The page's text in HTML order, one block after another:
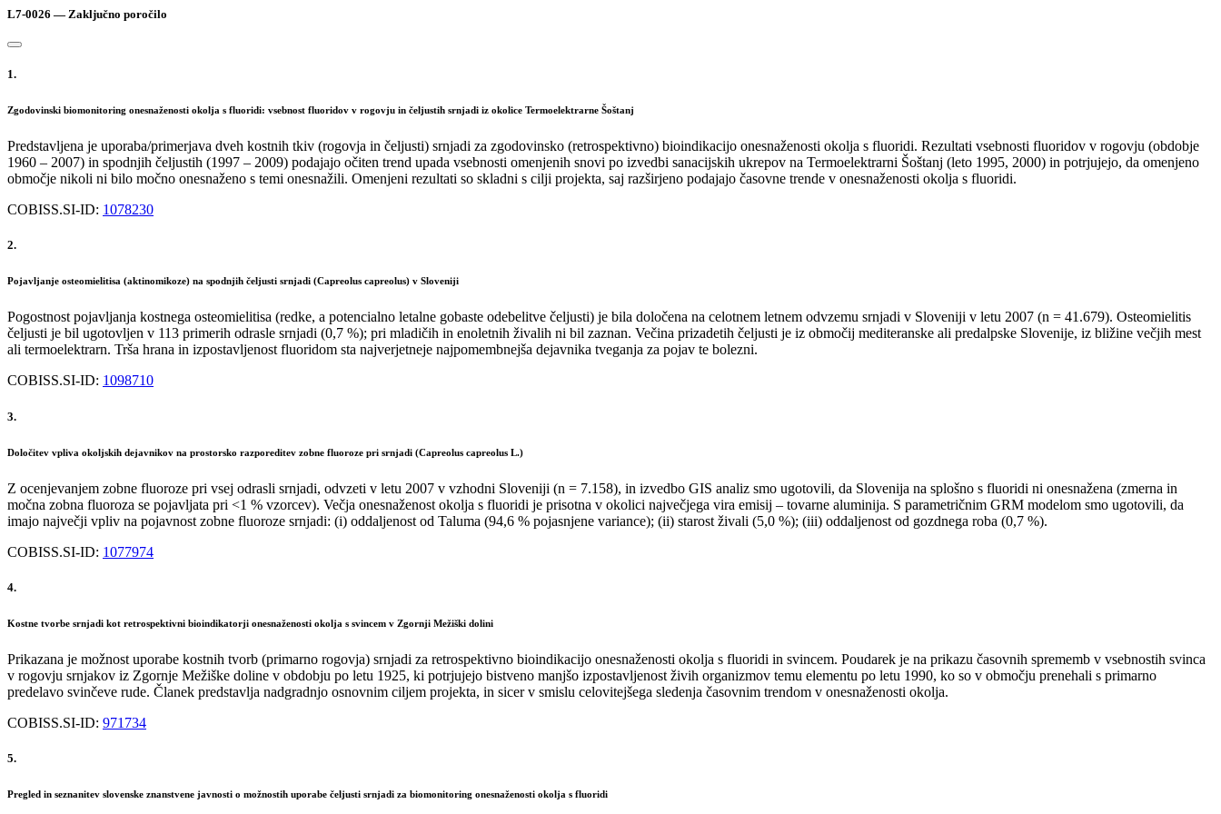
L7-0026 — Zaključno poročilo
1.
Zgodovinski biomonitoring onesnaženosti okolja s fluoridi: vsebnost fluoridov v rogovju in čeljustih srnjadi iz okolice Termoelektrarne Šoštanj
Predstavljena je uporaba/primerjava dveh kostnih tkiv (rogovja in čeljusti) srnjadi za zgodovinsko (retrospektivno) bioindikacijo onesnaženosti okolja s fluoridi. Rezultati vsebnosti fluoridov v rogovju (obdobje
1960 – 2007) in spodnjih čeljustih (1997 – 2009) podajajo očiten trend upada vsebnosti omenjenih snovi po izvedbi sanacijskih ukrepov na Termoelektrarni Šoštanj (leto 1995, 2000) in potrjujejo, da omenjeno
območje nikoli ni bilo močno onesnaženo s temi onesnažili. Omenjeni rezultati so skladni s cilji projekta, saj razširjeno podajajo časovne trende v onesnaženosti okolja s fluoridi.
COBISS.SI-ID: 1078230
2.
Pojavljanje osteomielitisa (aktinomikoze) na spodnjih čeljusti srnjadi (Capreolus capreolus) v Sloveniji
Pogostnost pojavljanja kostnega osteomielitisa (redke, a potencialno letalne gobaste odebelitve čeljusti) je bila določena na celotnem letnem odvzemu srnjadi v Sloveniji v letu 2007 (n = 41.679). Osteomielitis
čeljusti je bil ugotovljen v 113 primerih odrasle srnjadi (0,7 %); pri mladičih in enoletnih živalih ni bil zaznan. Večina prizadetih čeljusti je iz območij mediteranske ali predalpske Slovenije, iz bližine večjih mest
ali termoelektrarn. Trša hrana in izpostavljenost fluoridom sta najverjetneje najpomembnejša dejavnika tveganja za pojav te bolezni.
COBISS.SI-ID: 1098710
3.
Določitev vpliva okoljskih dejavnikov na prostorsko razporeditev zobne fluoroze pri srnjadi (Capreolus capreolus L.)
Z ocenjevanjem zobne fluoroze pri vsej odrasli srnjadi, odvzeti v letu 2007 v vzhodni Sloveniji (n = 7.158), in izvedbo GIS analiz smo ugotovili, da Slovenija na splošno s fluoridi ni onesnažena (zmerna in
močna zobna fluoroza se pojavljata pri <1 % vzorcev). Večja onesnaženost okolja s fluoridi je prisotna v okolici največjega vira emisij – tovarne aluminija. S parametričnim GRM modelom smo ugotovili, da
imajo največji vpliv na pojavnost zobne fluoroze srnjadi: (i) oddaljenost od Taluma (94,6 % pojasnjene variance); (ii) starost živali (5,0 %); (iii) oddaljenost od gozdnega roba (0,7 %).
COBISS.SI-ID: 1077974
4.
Kostne tvorbe srnjadi kot retrospektivni bioindikatorji onesnaženosti okolja s svincem v Zgornji Mežiški dolini
Prikazana je možnost uporabe kostnih tvorb (primarno rogovja) srnjadi za retrospektivno bioindikacijo onesnaženosti okolja s fluoridi in svincem. Poudarek je na prikazu časovnih sprememb v vsebnostih svinca
v rogovju srnjakov iz Zgornje Mežiške doline v obdobju po letu 1925, ki potrjujejo bistveno manjšo izpostavljenost živih organizmov temu elementu po letu 1990, ko so v območju prenehali s primarno
predelavo svinčeve rude. Članek predstavlja nadgradnjo osnovnim ciljem projekta, in sicer v smislu celovitejšega sledenja časovnim trendom v onesnaženosti okolja.
COBISS.SI-ID: 971734
5.
Pregled in seznanitev slovenske znanstvene javnosti o možnostih uporabe čeljusti srnjadi za biomonitoring onesnaženosti okolja s fluoridi